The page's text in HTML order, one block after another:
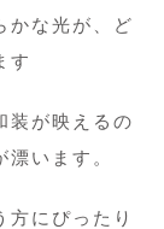
かな光が、ど
す
装が映えるの
います。
方にぴったり